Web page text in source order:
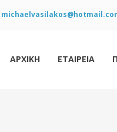
ΑΡΧΙΚΗ ΕΤΑΙΡΕΙΑ